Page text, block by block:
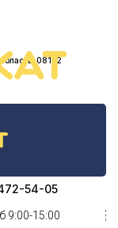
08132
54-05
9:00-15:00